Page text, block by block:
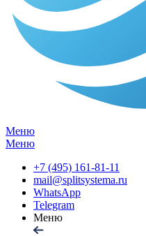
Меню
Меню
+7 (495) 161-81-11
mail@splitsystema.ru
WhatsApp
Telegram
Меню